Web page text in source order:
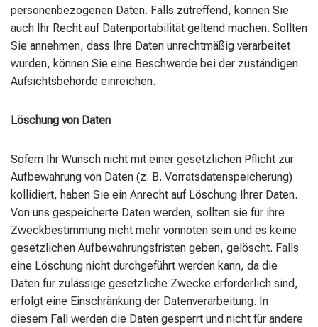
personenbezogenen Daten. Falls zutreffend, können Sie
auch Ihr Recht auf Datenportabilität geltend machen. Sollten
Sie annehmen, dass Ihre Daten unrechtmäßig verarbeitet
wurden, können Sie eine Beschwerde bei der zuständigen
Aufsichtsbehörde einreichen.
Löschung von Daten
Sofern Ihr Wunsch nicht mit einer gesetzlichen Pflicht zur
Aufbewahrung von Daten (z. B. Vorratsdatenspeicherung)
kollidiert, haben Sie ein Anrecht auf Löschung Ihrer Daten.
Von uns gespeicherte Daten werden, sollten sie für ihre
Zweckbestimmung nicht mehr vonnöten sein und es keine
gesetzlichen Aufbewahrungsfristen geben, gelöscht. Falls
eine Löschung nicht durchgeführt werden kann, da die
Daten für zulässige gesetzliche Zwecke erforderlich sind,
erfolgt eine Einschränkung der Datenverarbeitung. In
diesem Fall werden die Daten gesperrt und nicht für andere